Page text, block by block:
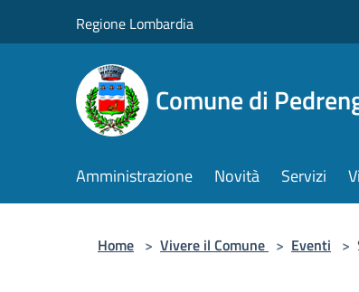
Regione Lombardia
Comune di
Amministrazione Novità Servizi
Home > Vivere il Comune > Eventi >